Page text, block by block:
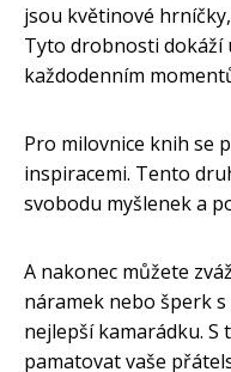
jsou květinové
Tyto drobnosti dokáží
každodenním
Pro milovnice knih se
inspiracemi. Tento
svobodu myšlenek a
A nakonec můžete
náramek nebo šperk
nejlepší kamarádku.
pamatovat vaše